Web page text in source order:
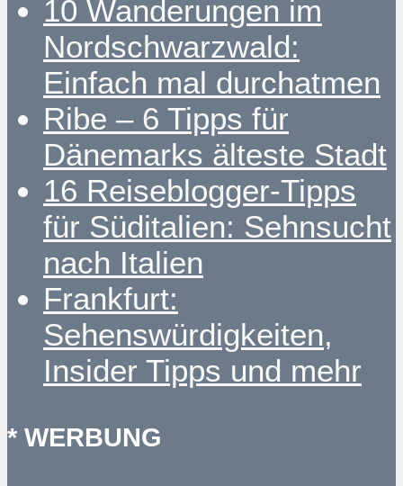
10 Wanderungen im
Nordschwarzwald:
Einfach mal durchatmen
Ribe – 6 Tipps für
Dänemarks älteste Stadt
16 Reiseblogger-Tipps
für Süditalien: Sehnsucht
nach Italien
Frankfurt:
Sehenswürdigkeiten,
Insider Tipps und mehr
* WERBUNG